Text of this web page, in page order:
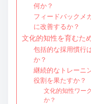
何か？
フィードバックメ
に改善するか？
文化的知性を育むた
包括的な採用慣行
か？
継続的なトレーニ
役割を果たすか？
文化的知性ワー
か？